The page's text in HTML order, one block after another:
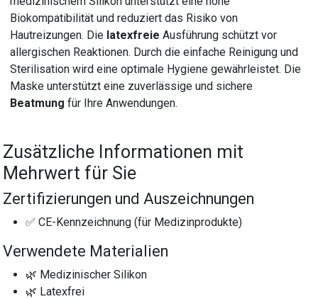
Biokompatibilität und reduziert das Risiko von
Hautreizungen. Die latexfreie Ausführung schützt vor
allergischen Reaktionen. Durch die einfache Reinigung und
Sterilisation wird eine optimale Hygiene gewährleistet. Die
Maske unterstützt eine zuverlässige und sichere
Beatmung für Ihre Anwendungen.
Zusätzliche Informationen mit
Mehrwert für Sie
Zertifizierungen und Auszeichnungen
✅ CE-Kennzeichnung (für Medizinprodukte)
Verwendete Materialien
🌿 Medizinischer Silikon
🌿 Latexfrei